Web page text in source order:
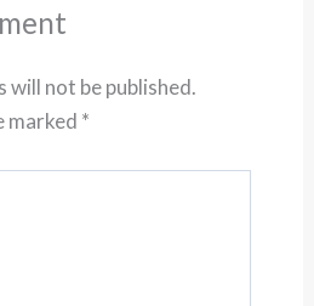
will not be published.
marked *